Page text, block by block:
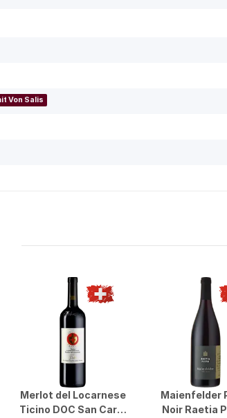
Von Salis
Merlot del Locarnese
Ticino DOC San Carlo
Maienfelder
Noir Raetia